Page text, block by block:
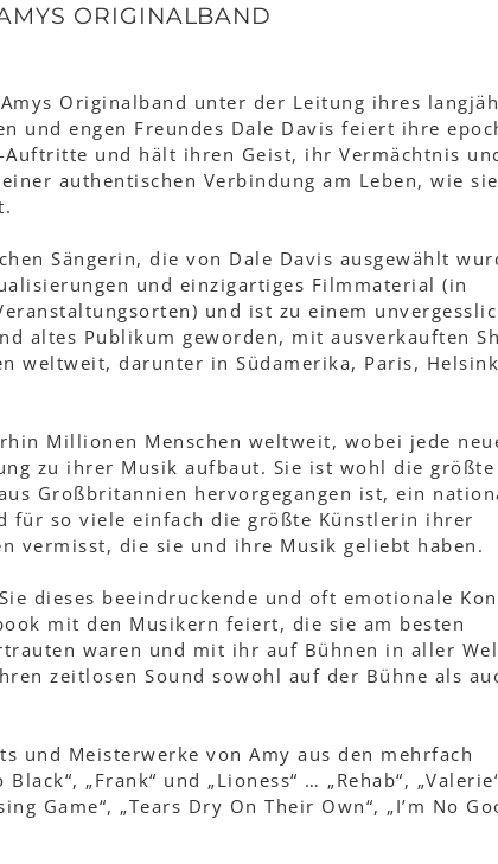
ORIGINALBAND
Amys Originalband unter der Leitung ihres
und engen Freundes Dale Davis feiert ihre
und hält ihren Geist, ihr Vermächtnis
authentischen Verbindung am Leben, wie
Sängerin, die von Dale Davis ausgewählt
und einzigartiges Filmmaterial (in
und ist zu einem
altes Publikum geworden, mit ausverkauften
weltweit, darunter in Südamerika, Paris,
Millionen Menschen weltweit, wobei jede
zu ihrer Musik aufbaut. Sie ist wohl die größte
Großbritannien hervorgegangen ist, ein
für so viele einfach die größte Künstlerin ihrer
vermisst, die sie und ihre Musik geliebt haben.
dieses beeindruckende und oft emotionale
mit den Musikern feiert, die sie am besten
waren und mit ihr auf Bühnen in aller
zeitlosen Sound sowohl auf der Bühne als
und Meisterwerke von Amy aus den mehrfach
„Frank“ und „Lioness“ … „Rehab“,
Game“, „Tears Dry On Their Own“, „I’m No